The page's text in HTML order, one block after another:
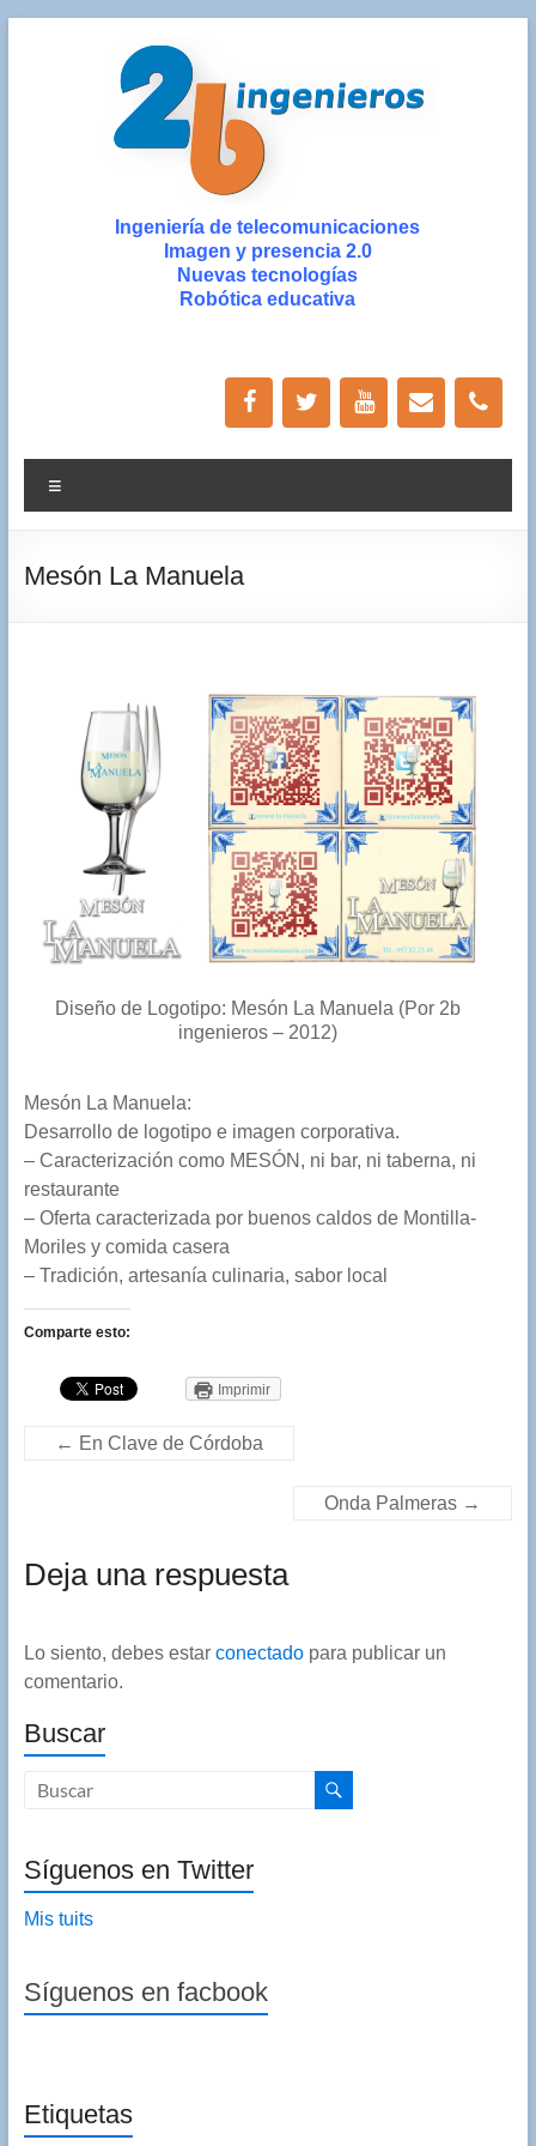
ingenieros
Gráfico
Ingeniería de telecomunicaciones
Imagen y presencia 2.0
Nuevas tecnologías
Robótica educativa
Mesón La Manuela
Diseño de Logotipo: Mesón La Manuela (Por 2b
ingenieros – 2012)
Mesón La Manuela:
Desarrollo de logotipo e imagen corporativa.
– Caracterización como MESÓN, ni bar, ni taberna, ni
restaurante
– Oferta caracterizada por buenos caldos de Montilla-
Moriles y comida casera
– Tradición, artesanía culinaria, sabor local
Comparte esto:
Imprimir
← En Clave de Córdoba
Onda Palmeras →
Deja una respuesta
Lo siento, debes estar conectadopara publicar un
comentario.
Buscar
Síguenos en Twitter
Mis tuits
Síguenos en facbook
Etiquetas